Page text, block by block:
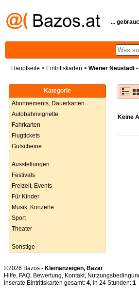
...
Hauptseite > Eintrittskarten > Wiener Neustadt
Kategorie
Abonnements, Dauerkarten
Autobahnvignette
Fahrkarten
Flugtickets
Gutscheine
Ausstellungen
Festivals
Freizeit, Events
Für Kinder
Musik, Konzerte
Sport
Theater
Sonstige
Keine
©2026 Bazos - Kleinanzeigen, Bazar
Hilfe, FAQ, Bewertung, Kontakt,
Inserate Eintrittskarten gesamt: 4, in 24 Stunden: 1